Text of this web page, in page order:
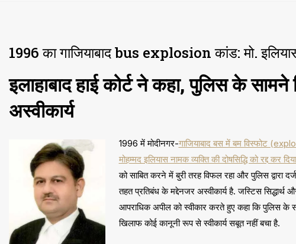
1996 का गाजियाबाद bus explosion कांड: मो. इलियास
इलाहाबाद हाई कोर्ट ने कहा, पुलिस के सामने
अस्वीकार्य
1996 में मोदीनगर-गाजियाबाद बस में बम विस्फोट
मोहम्मद इलियास नामक व्यक्ति की दोषसिद्धि को रद्द कर
को साबित करने में बुरी तरह विफल रहा और पुलिस द्वारा
तहत प्रतिबंध के मद्देनजर अस्वीकार्य है. जस्टिस सिद्धार्थ
आपराधिक अपील को स्वीकार करते हुए कहा कि पुलिस के
खिलाफ कोई कानूनी रूप से स्वीकार्य सबूत नहीं बचा है.